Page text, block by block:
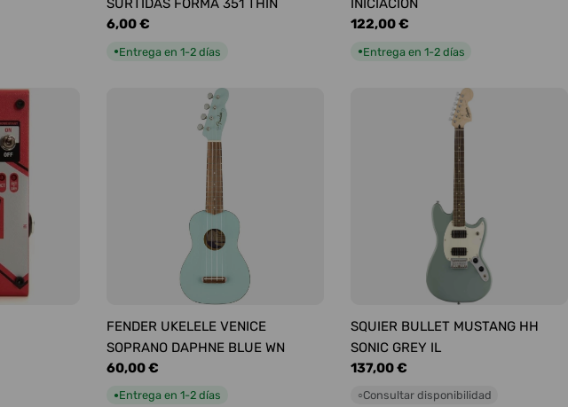
SURTIDAS FORMA 351 THIN
Precio
6,00 €
●Entrega en 1-2 días
INICIACIÓN
Precio
122,00 €
●Entrega en 1-2 días
FENDER UKELELE VENICE
SOPRANO DAPHNE BLUE WN
Precio
60,00 €
●Entrega en 1-2 días
SQUIER BULLET MUSTANG HH
SONIC GREY IL
Precio
137,00 €
○Consultar disponibilidad